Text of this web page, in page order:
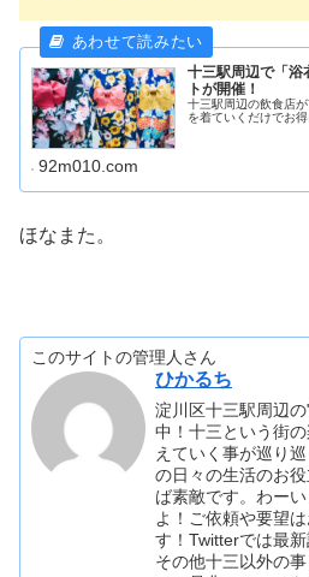
十三駅周辺で「浴
トが開催！
十三駅周辺の飲食店
を着ていくだけでお
92m010.com
ほなまた。
このサイトの管理人さん
ひかるち
淀川区十三駅周辺
中！十三という街
えていく事が巡り
の日々の生活のお
ば素敵です。わー
よ！ご依頼や要望
す！Twitterでは最新
その他十三以外の